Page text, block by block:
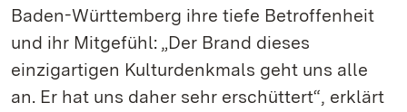
Baden-Württemberg ihre tiefe Betroffenheit
und ihr Mitgefühl: „Der Brand dieses
einzigartigen Kulturdenkmals geht uns alle
an. Er hat uns daher sehr erschüttert“, erklärt